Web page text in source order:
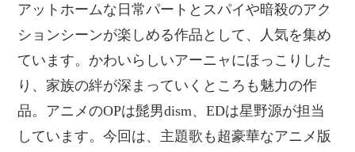
アットホームな日常パートとスパイや暗殺のアク
ションシーンが楽しめる作品として、人気を集め
ています。かわいらしいアーニャにほっこりした
り、家族の絆が深まっていくところも魅力の作
品。アニメのOPは髭男dism、EDは星野源が担当
しています。今回は、主題歌も超豪華なアニメ版